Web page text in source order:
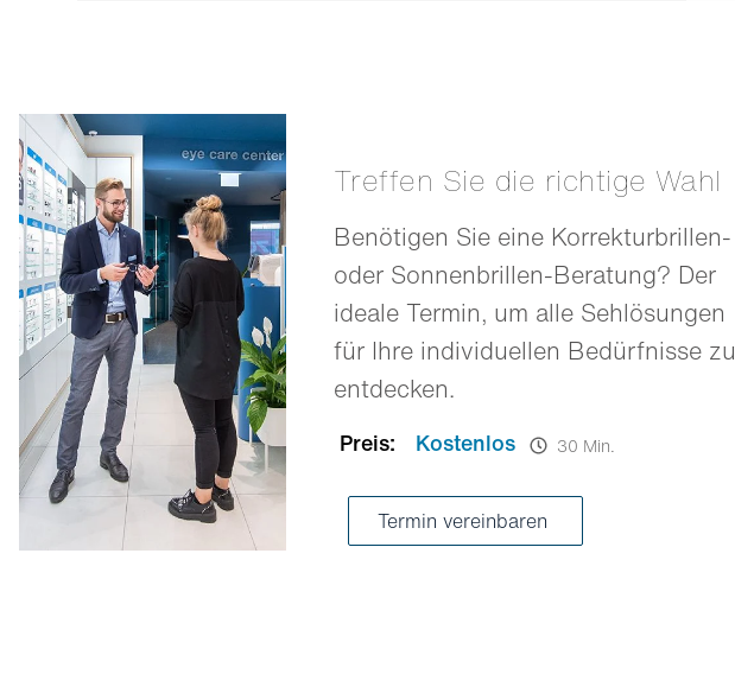
Treffen Sie die richtige Wahl
Benötigen Sie eine Korrekturbrillen-
oder Sonnenbrillen-Beratung? Der
ideale Termin, um alle Sehlösungen
für Ihre individuellen Bedürfnisse zu
entdecken.
Preis: Kostenlos 30 Min.
Termin vereinbaren